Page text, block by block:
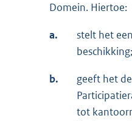
Domein. Hiertoe:
a.
stelt het
beschikking;
b.
geeft het
tot